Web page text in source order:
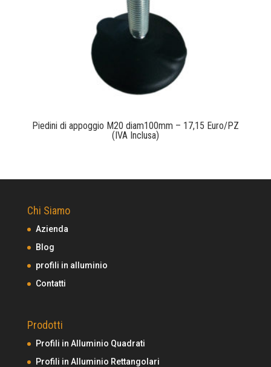
Piedini di appoggio M20 diam100mm – 17,15 Euro/PZ
(IVA Inclusa)
Chi Siamo
Azienda
Blog
profili in alluminio
Contatti
Prodotti
Profili in Alluminio Quadrati
Profili in Alluminio Rettangolari